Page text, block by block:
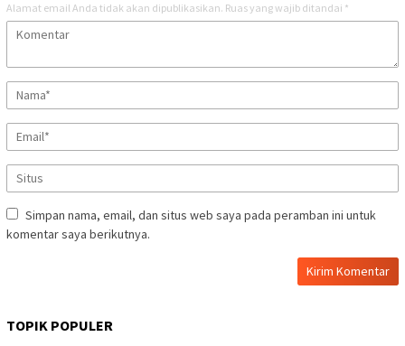
Alamat email Anda tidak akan dipublikasikan. Ruas yang wajib ditandai *
Simpan nama, email, dan situs web saya pada peramban ini untuk
komentar saya berikutnya.
TOPIK POPULER